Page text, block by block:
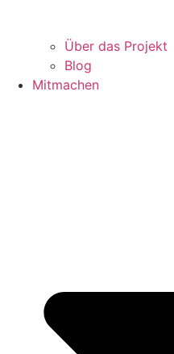
Über das Projekt
Blog
Mitmachen